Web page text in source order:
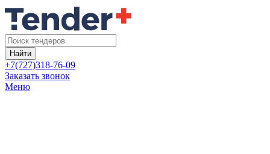
Найти
+7(727)318-76-09
Заказать звонок
Меню